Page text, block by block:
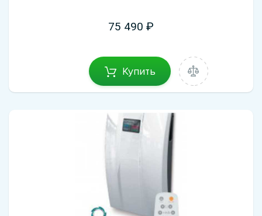
75 490
Купить